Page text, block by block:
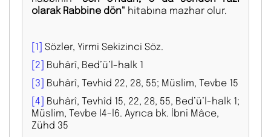
olarak Rabbine dön" hitabına mazhar olur.
[1] Sözler, Yirmi Sekizinci Söz.
[2] Buhârî, Bed’ü’l-halk 1
[3] Buhârî, Tevhid 22, 28, 55; Müslim, Tevbe 15
[4] Buhârî, Tevhîd 15, 22, 28, 55, Bed’ü’l-halk 1;
Müslim, Tevbe l4-l6. Ayrıca bk. İbni Mâce,
Zühd 35